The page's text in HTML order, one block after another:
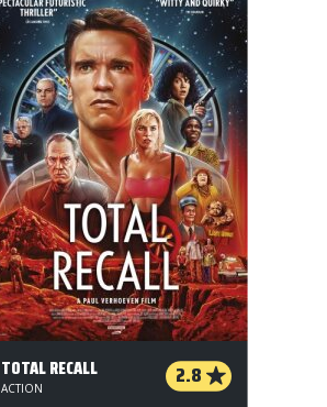
TOTAL RECALL 2.8
ACTION